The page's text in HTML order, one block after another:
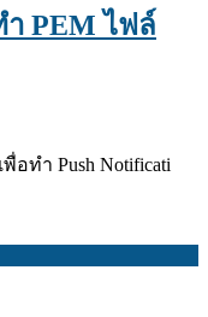
PEM ไฟล์
ทำ Push Notificati